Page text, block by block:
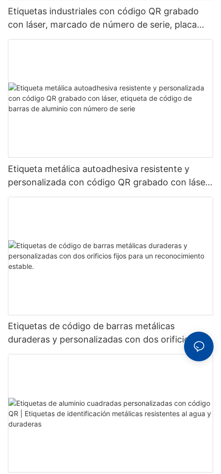
Etiquetas industriales con código QR grabado
con láser, marcado de número de serie, placa
metálica duradera y resistente al desgaste.
Etiqueta metálica autoadhesiva resistente y
personalizada con código QR grabado con láser,
etiqueta de código de barras de aluminio con
Etiquetas de código de barras metálicas
duraderas y personalizadas con dos orificios
fijos para un reconocimiento estable.